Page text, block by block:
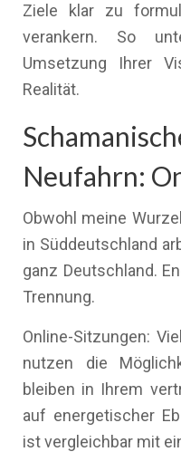
Ziele klar zu
verankern. So
Umsetzung Ihrer
Realität.
Neufahrn:
Obwohl meine
in Süddeutschland
ganz Deutschland.
Trennung.
Online-Sitzungen:
nutzen die
bleiben in Ihrem
auf energetischer
ist vergleichbar mit